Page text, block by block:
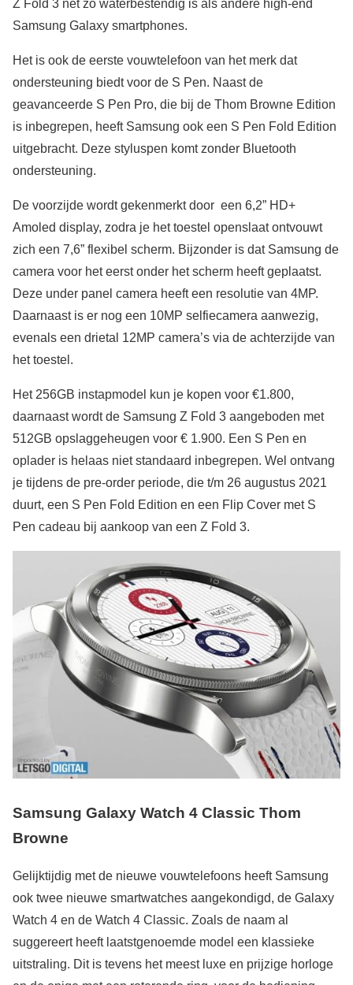
Z Fold 3 net zo waterbestendig is als andere high-end
Samsung Galaxy smartphones.
Het is ook de eerste vouwtelefoon van het merk dat
ondersteuning biedt voor de S Pen. Naast de
geavanceerde S Pen Pro, die bij de Thom Browne Edition
is inbegrepen, heeft Samsung ook een S Pen Fold Edition
uitgebracht. Deze styluspen komt zonder Bluetooth
ondersteuning.
De voorzijde wordt gekenmerkt door een 6,2” HD+
Amoled display, zodra je het toestel openslaat ontvouwt
zich een 7,6” flexibel scherm. Bijzonder is dat Samsung de
camera voor het eerst onder het scherm heeft geplaatst.
Deze under panel camera heeft een resolutie van 4MP.
Daarnaast is er nog een 10MP selfiecamera aanwezig,
evenals een drietal 12MP camera’s via de achterzijde van
het toestel.
Het 256GB instapmodel kun je kopen voor €1.800,
daarnaast wordt de Samsung Z Fold 3 aangeboden met
512GB opslaggeheugen voor € 1.900. Een S Pen en
oplader is helaas niet standaard inbegrepen. Wel ontvang
je tijdens de pre-order periode, die t/m 26 augustus 2021
duurt, een S Pen Fold Edition en een Flip Cover met S
Pen cadeau bij aankoop van een Z Fold 3.
Samsung Galaxy Watch 4 Classic Thom
Browne
Gelijktijdig met de nieuwe vouwtelefoons heeft Samsung
ook twee nieuwe smartwatches aangekondigd, de Galaxy
Watch 4 en de Watch 4 Classic. Zoals de naam al
suggereert heeft laatstgenoemde model een klassieke
uitstraling. Dit is tevens het meest luxe en prijzige horloge